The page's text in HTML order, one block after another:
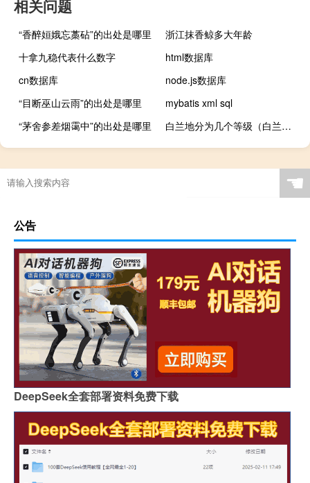
相关问题
“香醉姮娥忘藁砧”的出处是哪里
浙江抹香鲸多大年龄
十拿九稳代表什么数字
html数据库
cn数据库
node.js数据库
“目断巫山云雨”的出处是哪里
mybatis xml sql
“茅舍参差烟霭中”的出处是哪里
白兰地分为几个等级（白兰地的等级是如何划分的）
☚
公告
DeepSeek全套部署资料免费下载